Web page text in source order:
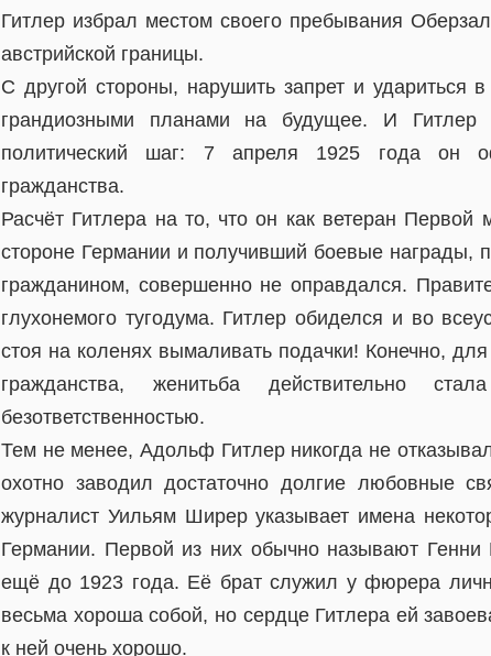
Гитлер избрал местом своего пребывания
австрийской границы.
С другой стороны, нарушить запрет и удариться
грандиозными планами на будущее. И
политический шаг: 7 апреля 1925 года он
гражданства.
Расчёт Гитлера на то, что он как ветеран
стороне Германии и получивший боевые награды,
гражданином, совершенно не оправдался.
глухонемого тугодума. Гитлер обиделся и во
стоя на коленях вымаливать подачки! Конечно,
гражданства, женитьба действительно
безответственностью.
Тем не менее, Адольф Гитлер никогда не
охотно заводил достаточно долгие любовные
журналист Уильям Ширер указывает имена
Германии. Первой из них обычно называют Генни
ещё до 1923 года. Её брат служил у фюрера
весьма хороша собой, но сердце Гитлера ей
к ней очень хорошо.